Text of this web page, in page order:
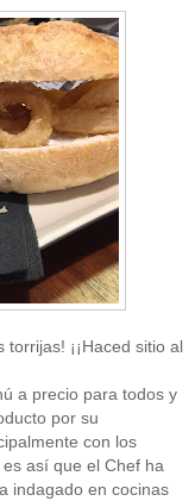
¡¡Haced sitio al
a precio para todos y
por su
con los
así que el Chef ha
indagado en cocinas